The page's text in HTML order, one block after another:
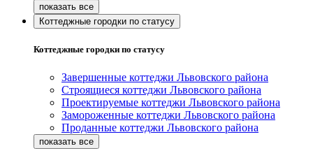
Коттеджные городки по статусу
Коттеджные городки по статусу
Завершенные коттеджи Львовского района
Строящиеся коттеджи Львовского района
Проектируемые коттеджи Львовского района
Замороженные коттеджи Львовского района
Проданные коттеджи Львовского района